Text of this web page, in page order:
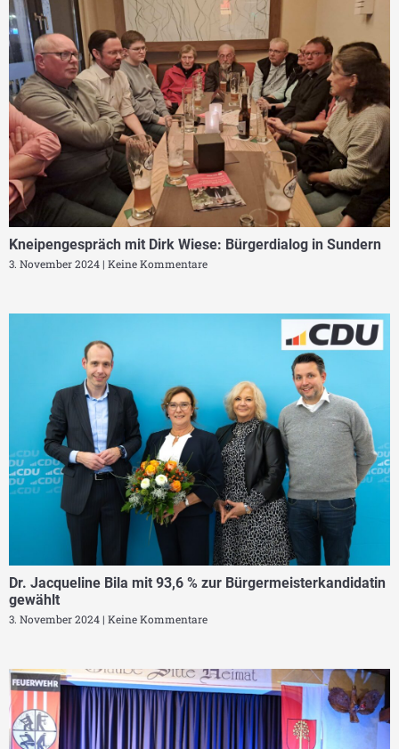
Kneipengespräch mit Dirk Wiese: Bürgerdialog in Sundern
3. November 2024 Keine Kommentare
Dr. Jacqueline Bila mit 93,6 % zur Bürgermeisterkandidatin
gewählt
3. November 2024 Keine Kommentare